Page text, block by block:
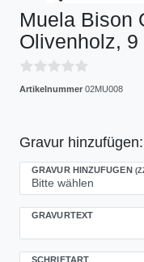
Muela Bison
Olivenholz, 9
Artikelnummer 02MU008
Gravur hinzufügen:
GRAVUR HINZUFÜGEN
GRAVURTEXT
SCHRIFTART